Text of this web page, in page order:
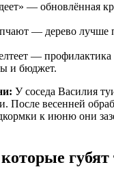
— обновлённая
— дерево лучше
— профилактика
и бюджет.
У соседа Василия
После весенней
к июню они
губят